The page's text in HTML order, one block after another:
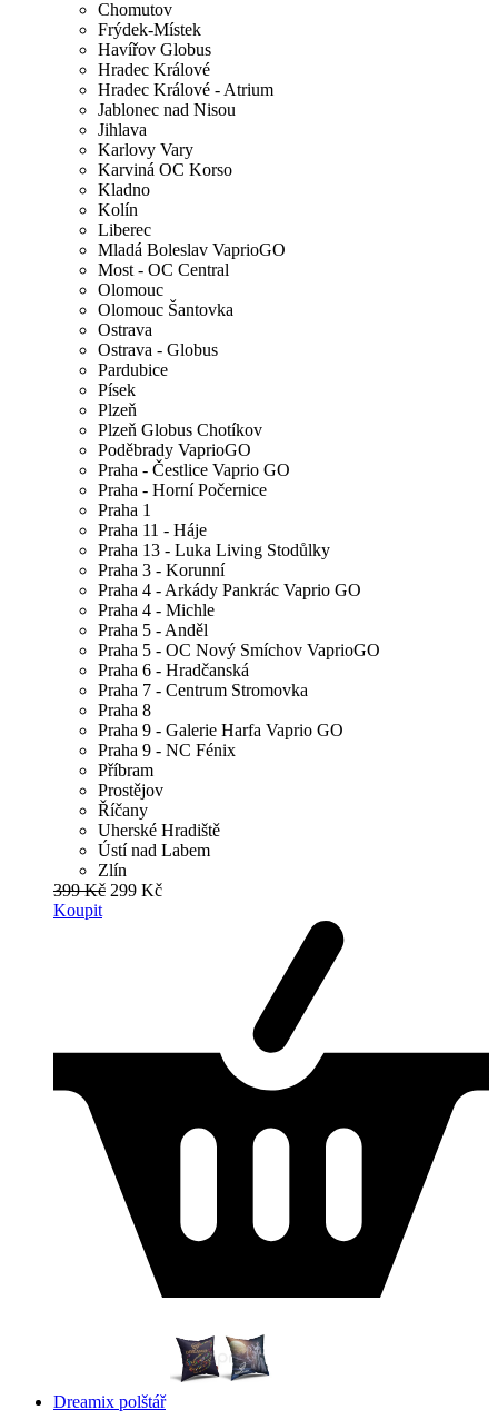
Chomutov
Frýdek-Místek
Havířov Globus
Hradec Králové
Hradec Králové - Atrium
Jablonec nad Nisou
Jihlava
Karlovy Vary
Karviná OC Korso
Kladno
Kolín
Liberec
Mladá Boleslav VaprioGO
Most - OC Central
Olomouc
Olomouc Šantovka
Ostrava
Ostrava - Globus
Pardubice
Písek
Plzeň
Plzeň Globus Chotíkov
Poděbrady VaprioGO
Praha - Čestlice Vaprio GO
Praha - Horní Počernice
Praha 1
Praha 11 - Háje
Praha 13 - Luka Living Stodůlky
Praha 3 - Korunní
Praha 4 - Arkády Pankrác Vaprio GO
Praha 4 - Michle
Praha 5 - Anděl
Praha 5 - OC Nový Smíchov VaprioGO
Praha 6 - Hradčanská
Praha 7 - Centrum Stromovka
Praha 8
Praha 9 - Galerie Harfa Vaprio GO
Praha 9 - NC Fénix
Příbram
Prostějov
Říčany
Uherské Hradiště
Ústí nad Labem
Zlín
399 Kč 299 Kč
Koupit
Dreamix polštář